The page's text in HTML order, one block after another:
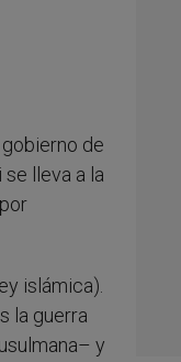
de
lleva a la
islámica).
la guerra
y